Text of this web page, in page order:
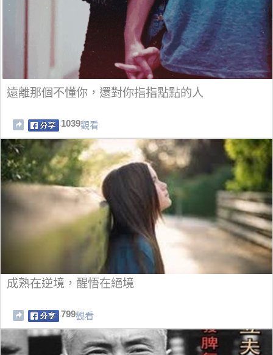
遠離那個不懂你，還對你指指點點的人
1039觀看
成熟在逆境，醒悟在絕境
799觀看